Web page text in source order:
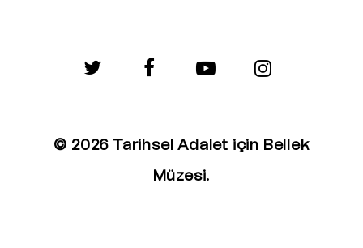
facebook
© 2026 Tarihsel Adalet için Bellek
Müzesi.